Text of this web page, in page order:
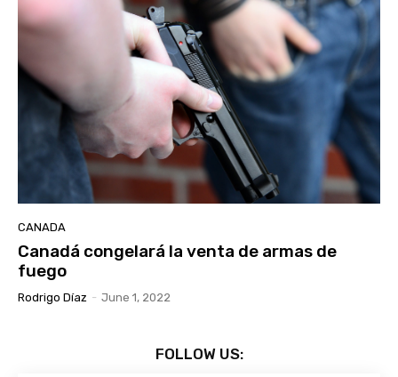
CANADA
Canadá congelará la venta de armas de
fuego
Rodrigo Díaz - June 1, 2022
FOLLOW US: